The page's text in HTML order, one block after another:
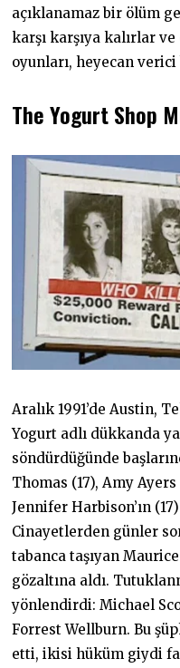
açıklanamaz bir ölüm
karşı karşıya kalırlar
oyunları, heyecan
The Yogurt Shop
Aralık 1991’de Austin,
Yogurt adlı dükkanda
söndürdüğünde
Thomas (17), Amy
Jennifer Harbison’ın
Cinayetlerden günler
tabanca taşıyan
gözaltına aldı.
yönlendirdi: Michael
Forrest Wellburn. Bu
etti, ikisi hüküm giydi